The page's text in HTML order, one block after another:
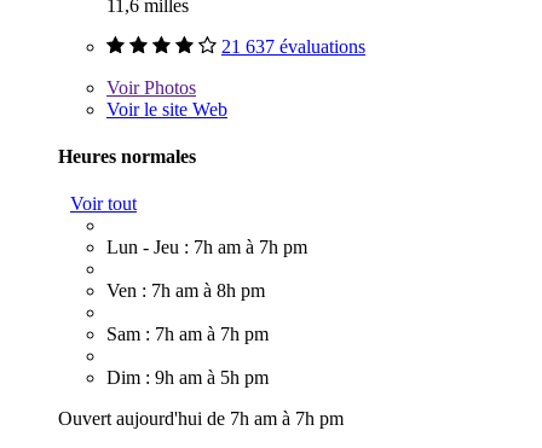
11,6 milles
21 637 évaluations
VoirPhotos
Voir le site Web
Heures normales
Voir tout
Lun - Jeu : 7h am à 7h pm
Ven : 7h am à 8h pm
Sam : 7h am à 7h pm
Dim : 9h am à 5h pm
Ouvert aujourd'hui de 7h am à 7h pm